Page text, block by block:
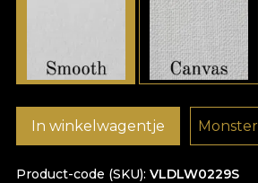
Product-code (SKU) VLDLW0229S
In winkelwagentje Monster